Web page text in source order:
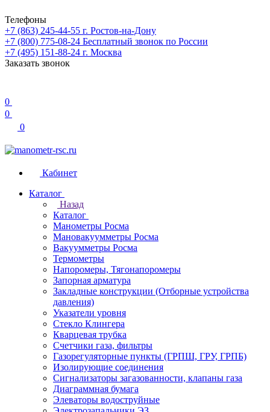
Телефоны
+7 (863) 245-44-55 г. Ростов-на-Дону
+7 (800) 775-08-24 Бесплатный звонок по России
+7 (495) 151-88-24 г. Москва
Заказать звонок
0
0
0
Кабинет
Каталог
Назад
Каталог
Манометры Росма
Мановакуумметры Росма
Вакуумметры Росма
Термометры
Напоромеры, Тягонапоромеры
Запорная арматура
Закладные конструкции (Отборные устройства
давления)
Указатели уровня
Стекло Клингера
Кварцевая трубка
Счетчики газа, фильтры
Газорегуляторные пункты (ГРПШ, ГРУ, ГРПБ)
Изолирующие соединения
Сигнализаторы загазованности, клапаны газа
Диаграммная бумага
Элеваторы водоструйные